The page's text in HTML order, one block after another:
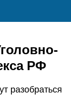
РФ
разобраться